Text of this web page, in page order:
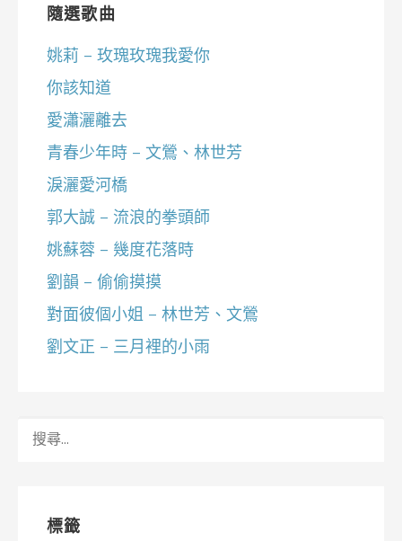
隨選歌曲
姚莉 – 玫瑰玫瑰我愛你
你該知道
愛瀟灑離去
青春少年時 – 文鶯、林世芳
淚灑愛河橋
郭大誠 – 流浪的拳頭師
姚蘇蓉 – 幾度花落時
劉韻 – 偷偷摸摸
對面彼個小姐 – 林世芳、文鶯
劉文正 – 三月裡的小雨
標籤